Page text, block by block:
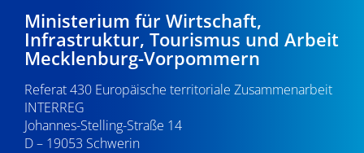
Ministerium für Wirtschaft,
Infrastruktur, Tourismus und Arbeit
Mecklenburg-Vorpommern
Referat 430 Europäische territoriale Zusammenarbeit
INTERREG
Johannes-Stelling-Straße 14
D – 19053 Schwerin